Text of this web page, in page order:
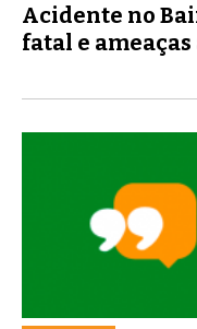
Acidente no
fatal e